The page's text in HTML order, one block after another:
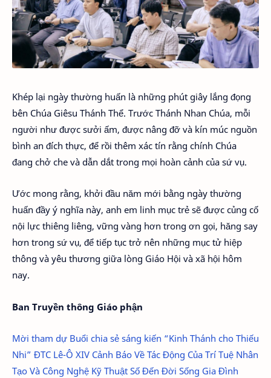
Khép lại ngày thường huấn là những phút giây lắng đọng
bên Chúa Giêsu Thánh Thể. Trước Thánh Nhan Chúa, mỗi
người như được sưởi ấm, được nâng đỡ và kín múc nguồn
bình an đích thực, để rồi thêm xác tín rằng chính Chúa
đang chở che và dẫn dắt trong mọi hoàn cảnh của sứ vụ.
Ước mong rằng, khởi đầu năm mới bằng ngày thường
huấn đầy ý nghĩa này, anh em linh mục trẻ sẽ được củng cố
nội lực thiêng liêng, vững vàng hơn trong ơn gọi, hăng say
hơn trong sứ vụ, để tiếp tục trở nên những mục tử hiệp
thông và yêu thương giữa lòng Giáo Hội và xã hội hôm
nay.
Ban Truyền thông Giáo phận
Mời tham dự Buổi chia sẻ sáng kiến “Kinh Thánh cho Thiếu
Nhi” ĐTC Lê-Ô XIV Cảnh Báo Về Tác Động Của Trí Tuệ Nhân
Tạo Và Công Nghệ Kỹ Thuật Số Đến Đời Sống Gia Đình